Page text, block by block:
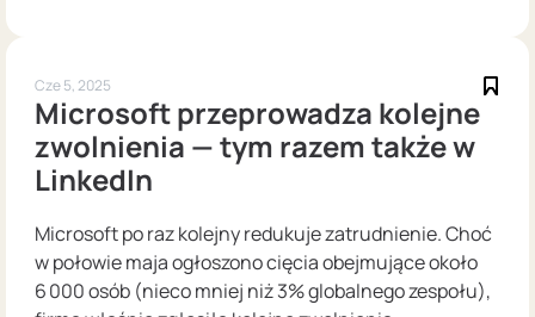
Cze 5, 2025
Microsoft przeprowadza kolejne
zwolnienia — tym razem także w
LinkedIn
Microsoft po raz kolejny redukuje zatrudnienie. Choć
w połowie maja ogłoszono cięcia obejmujące około
6 000 osób (nieco mniej niż 3% globalnego zespołu),